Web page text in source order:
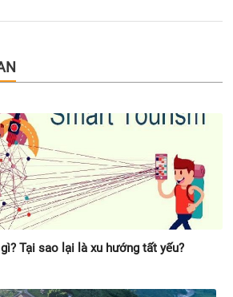
Tại sao lại là xu hướng tất yếu?